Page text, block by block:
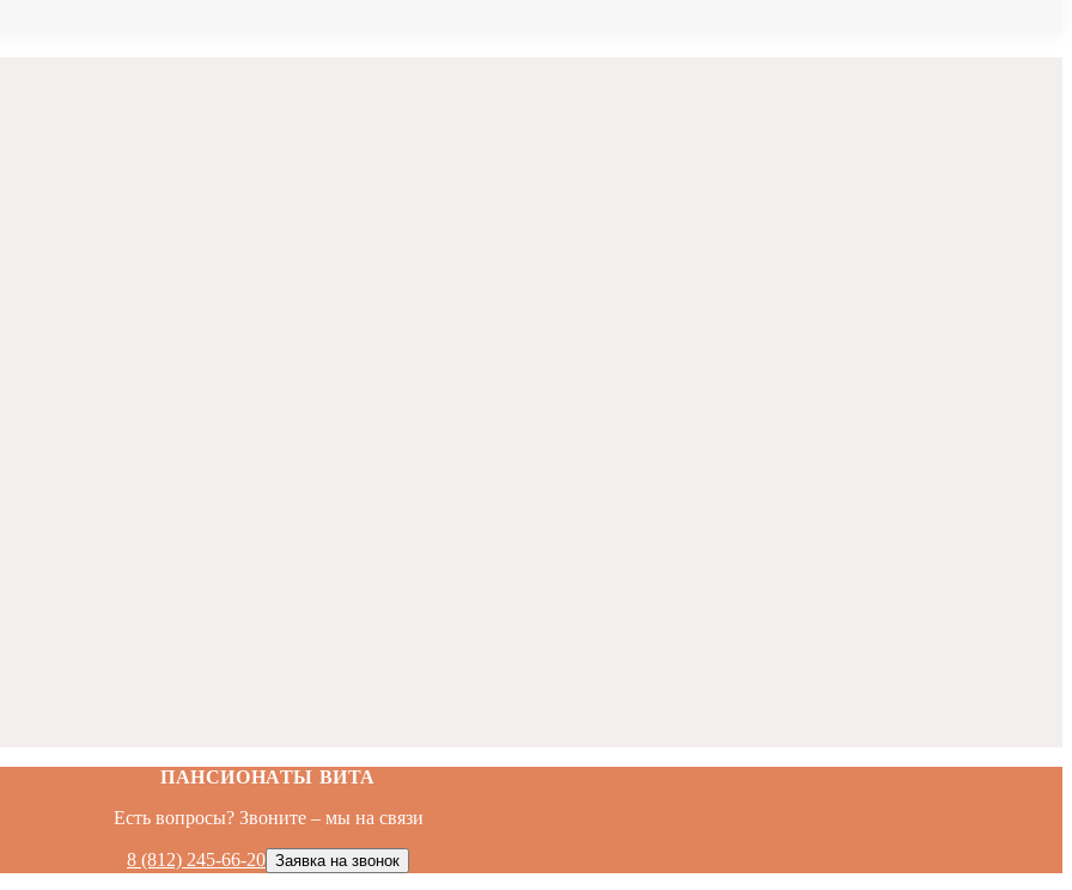
ПАНСИОНАТЫ ВИТА
Есть вопросы? Звоните – мы на связи
8 (812) 245-66-20 Заявка на звонок